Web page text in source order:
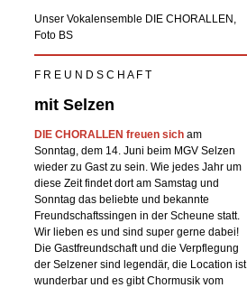
Unser Vokalensemble DIE CHORALLEN,
Foto BS
F R E U N D S C H A F T
mit Selzen
DIE CHORALLEN freuen sich am
Sonntag, dem 14. Juni beim MGV Selzen
wieder zu Gast zu sein. Wie jedes Jahr um
diese Zeit findet dort am Samstag und
Sonntag das beliebte und bekannte
Freundschaftssingen in der Scheune statt.
Wir lieben es und sind super gerne dabei!
Die Gastfreundschaft und die Verpflegung
der Selzener sind legendär, die Location ist
wunderbar und es gibt Chormusik vom